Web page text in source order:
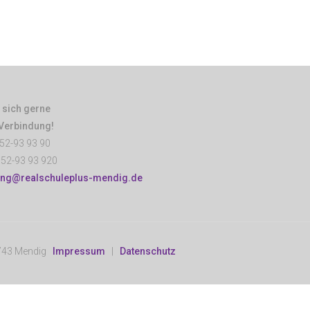
sich gerne
93 93 90
93 93 920
mendig.de
Mendig Impressum Datenschutz